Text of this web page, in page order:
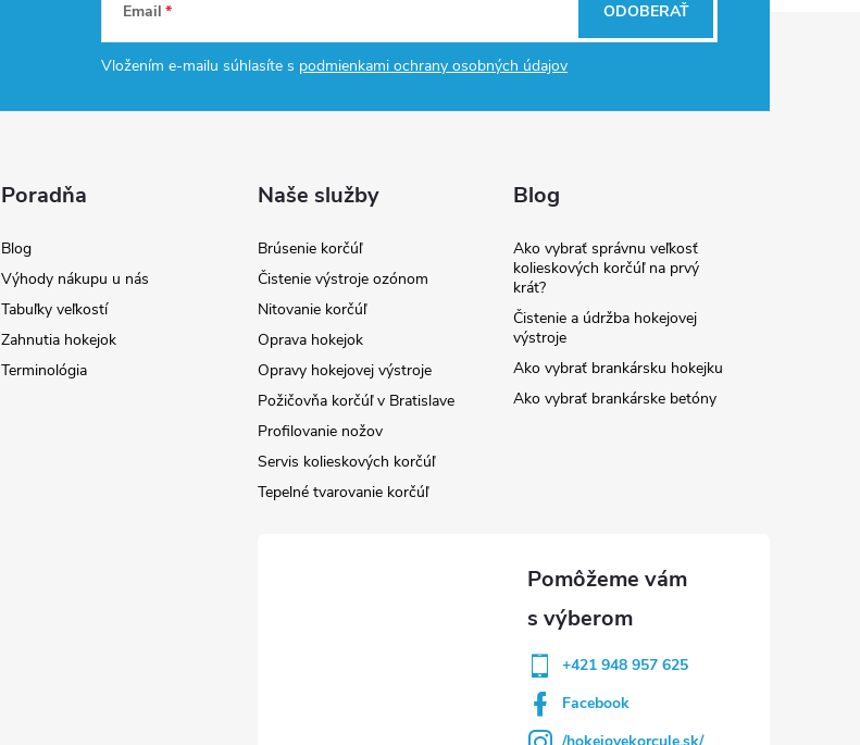
Email
Vložením e-mailu súhlasíte s podmienkami ochrany osobných údajov
ODOBERAŤ
Poradňa
Blog
Výhody nákupu u nás
Tabuľky veľkostí
Zahnutia hokejok
Terminológia
Naše služby
Brúsenie korčúľ
Čistenie výstroje ozónom
Nitovanie korčúľ
Oprava hokejok
Opravy hokejovej výstroje
Požičovňa korčúľ v Bratislave
Profilovanie nožov
Servis kolieskových korčúľ
Tepelné tvarovanie korčúľ
Blog
Ako vybrať správnu veľkosť
kolieskových korčúľ na prvý
krát?
Čistenie a údržba hokejovej
výstroje
Ako vybrať brankársku hokejku
Ako vybrať brankárske betóny
+421 948 957 625
Facebook